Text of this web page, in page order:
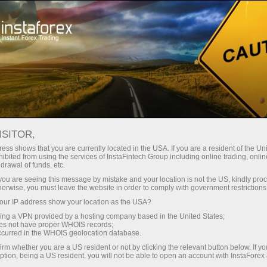
Трейдерам Форекс аналитика
Форекс-oбзоры
Торговый план
20.11.2023 20:21
Как торговать валютную пару
EUR/USD 21 ноября. Простые советы
и разбор сделок для новичков
Разбор сделок понедельника:
shows that you are currently located in the USA. If you are a resident of the
from using the services of InstaFintech Group including online trading,
of funds, etc.
are seeing this message by mistake and your location is not the US, kindly
you must leave the website in order to comply with government
IP address show your location as the USA?
a VPN provided by a hosting company based in the United States;
not have proper WHOIS records;
in the WHOIS geolocation database.
whether you are a US resident or not by clicking the relevant button below. If
being a US resident, you will not be able to open an account with InstaForex